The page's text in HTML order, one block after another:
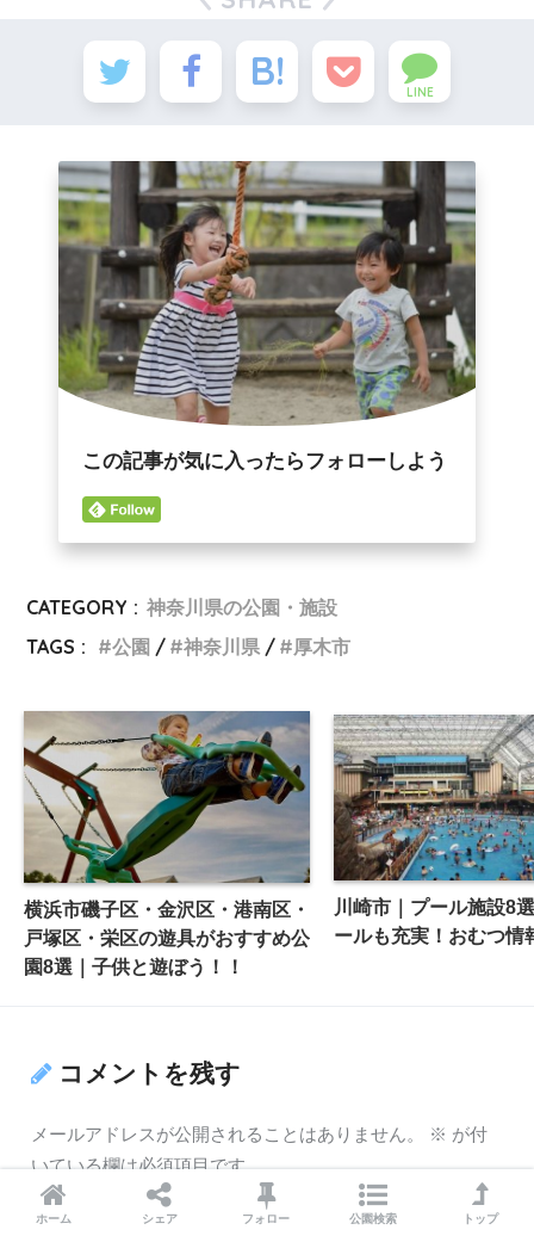
LINE
この記事が気に入ったらフォローしよう
CATEGORY : 神奈川県の公園・施設
TAGS :
公園 神奈川県 厚木市
横浜市磯子区・金沢区・港南区・
戸塚区・栄区の遊具がおすすめ公
園8選｜子供と遊ぼう！！
川崎市｜プール施設8
ールも充実！おむつ情
コメントを残す
メールアドレスが公開されることはありません。 ※ が付
いている欄は必須項目です
コメント
ホーム シェア フォロー 公園検索 トップ